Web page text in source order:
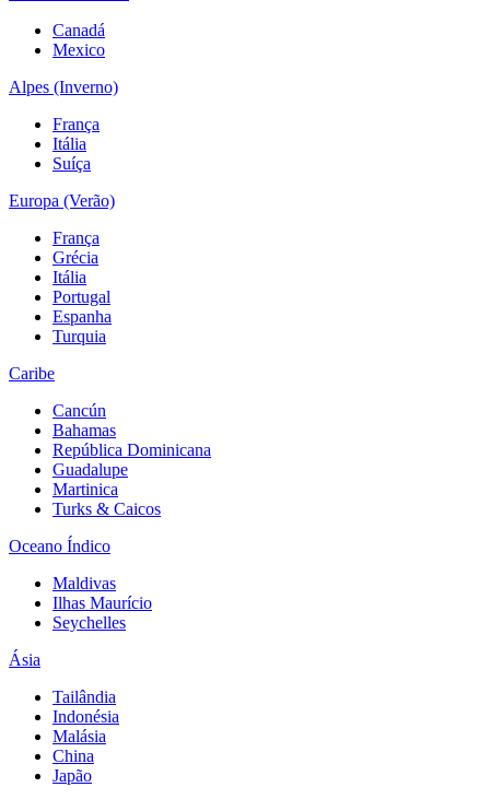
Canadá
Mexico
Alpes (Inverno)
França
Itália
Suíça
Europa (Verão)
França
Grécia
Itália
Portugal
Espanha
Turquia
Caribe
Cancún
Bahamas
República Dominicana
Guadalupe
Martinica
Turks & Caicos
Oceano Índico
Maldivas
Ilhas Maurício
Seychelles
Ásia
Tailândia
Indonésia
Malásia
China
Japão